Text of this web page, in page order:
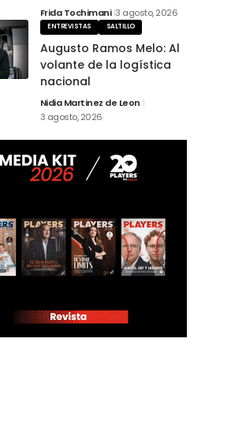
Frida Tochimani 3 agosto, 2026
ENTREVISTAS SALTILLO
Augusto Ramos Melo: Al
volante de la logística
nacional
Nidia Martinez de Leon
3 agosto, 2026